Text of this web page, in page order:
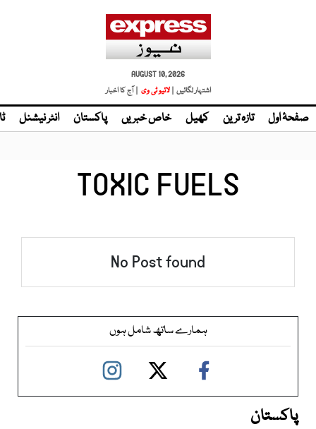
AUGUST 10, 2026
اشتہار لگائیں |
| آج کا اخبار
صفحۂ اول تازہ ترین کھیل خاص خبریں پاکستان انٹر نیشنل
TOXIC FUELS
No Post found
ہمارے ساتھ شامل ہوں
پاکستان